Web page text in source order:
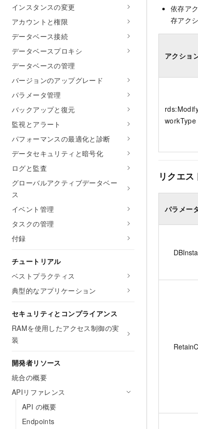
インスタンスの変更
アカウントと権限
データベース接続
データベースプロキシ
データベースの管理
バージョンのアップグレード
パラメータ管理
バックアップと復元
監視とアラート
パフォーマンスの最適化と診断
データセキュリティと暗号化
ログと監査
グローバルアクティブデータベー
ス
イベント管理
タスクの管理
付録
チュートリアル
ベストプラクティス
典型的なアプリケーション
セキュリティとコンプライアンス
RAMを使用したアクセス制御の実
装
開発者リソース
統合の概要
APIリファレンス
API の概要
Endpoints
依存ア
存アク
アクショ
workType
リクエ
パラメー